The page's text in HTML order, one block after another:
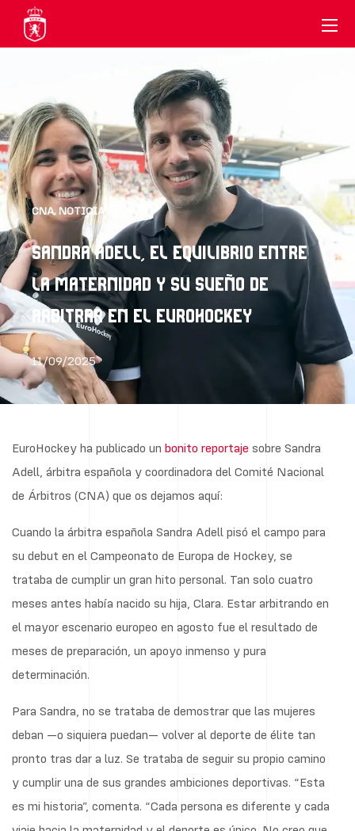
CNA,NOTICIAS
SANDRA ADELL, EL EQUILIBRIO ENTRE
LA MATERNIDAD Y SU SUEÑO DE
ARBITRAR EN EL EUROHOCKEY
11/09/2025
EuroHockey ha publicado un bonito reportaje sobre Sandra
Adell, árbitra española y coordinadora del Comité Nacional
de Árbitros (CNA) que os dejamos aquí:
Cuando la árbitra española Sandra Adell pisó el campo para
su debut en el Campeonato de Europa de Hockey, se
trataba de cumplir un gran hito personal. Tan solo cuatro
meses antes había nacido su hija, Clara. Estar arbitrando en
el mayor escenario europeo en agosto fue el resultado de
meses de preparación, un apoyo inmenso y pura
determinación.
Para Sandra, no se trataba de demostrar que las mujeres
deban —o siquiera puedan— volver al deporte de élite tan
pronto tras dar a luz. Se trataba de seguir su propio camino
y cumplir una de sus grandes ambiciones deportivas. “Esta
es mi historia”, comenta. “Cada persona es diferente y cada